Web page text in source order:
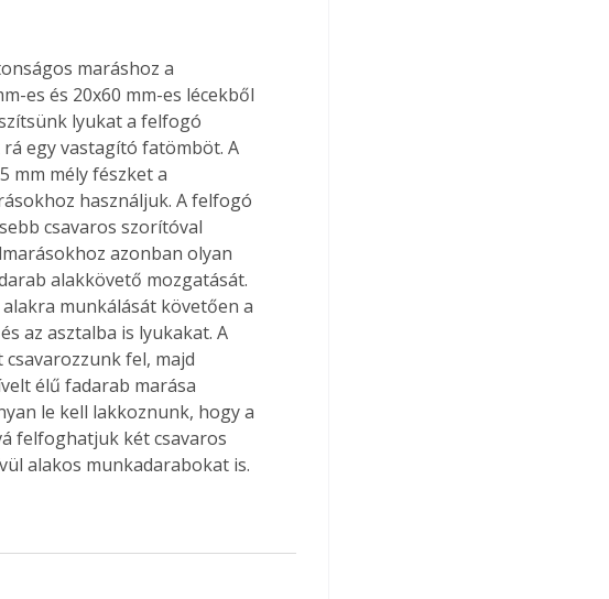
maráshoz a
es és 20x60 mm-es lécekből
lyukat a felfogó
egy vastagító fatömböt. A
mm mély fészket a
használjuk. A felfogó
csavaros szorítóval
azonban olyan
alakkövető mozgatását.
munkálását követően a
az asztalba is lyukakat. A
fel, majd
élű fadarab marása
le kell lakkoznunk, hogy a
felfoghatjuk két csavaros
alakos munkadarabokat is.